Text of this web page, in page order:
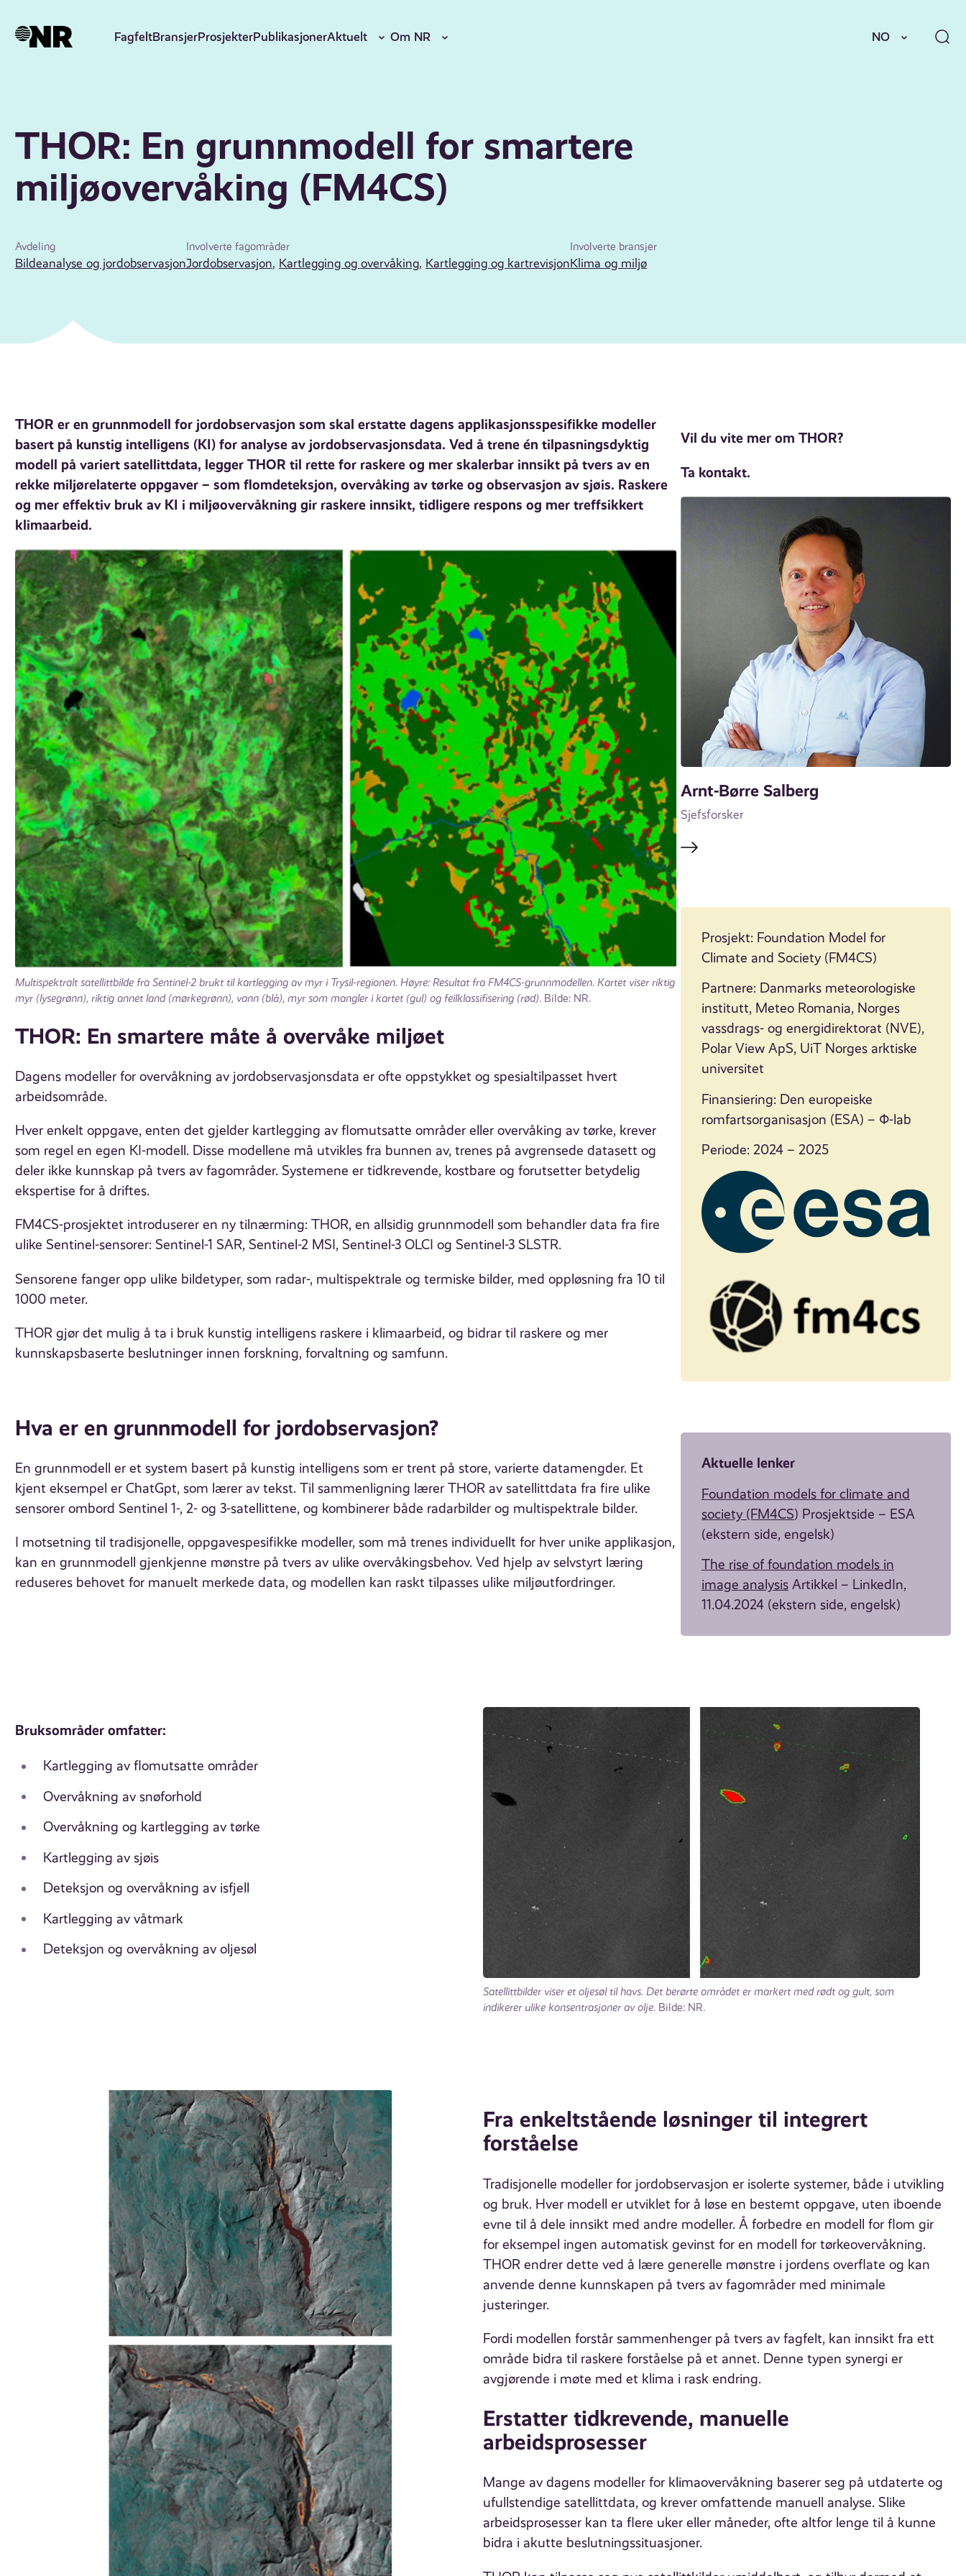
hovedinnhold
FagfeltBransjerProsjekterPublikasjonerAktuelt Om NR NO
THOR: En grunnmodell for smartere
miljøovervåking (FM4CS)
Avdeling
Bildeanalyse og jordobservasjon
Involverte fagområder
Jordobservasjon, Kartlegging og overvåking, Kartlegging og kartrevisjon
Involverte bransjer
Klima og miljø
THOR er en grunnmodell for jordobservasjon som skal erstatte dagens applikasjonsspesifikke modeller
basert på kunstig intelligens (KI) for analyse av jordobservasjonsdata. Ved å trene én tilpasningsdyktig
modell på variert satellittdata, legger THOR til rette for raskere og mer skalerbar innsikt på tvers av en
rekke miljørelaterte oppgaver – som flomdeteksjon, overvåking av tørke og observasjon av sjøis. Raskere
og mer effektiv bruk av KI i miljøovervåkning gir raskere innsikt, tidligere respons og mer treffsikkert
klimaarbeid.
Multispektralt satellittbilde fra Sentinel-2 brukt til kartlegging av myr i Trysil-regionen. Høyre: Resultat fra FM4CS-grunnmodellen. Kartet viser riktig
myr (lysegrønn), riktig annet land (mørkegrønn), vann (blå), myr som mangler i kartet (gul) og feilklassifisering (rød). Bilde: NR.
THOR: En smartere måte å overvåke miljøet
Dagens modeller for overvåkning av jordobservasjonsdata er ofte oppstykket og spesialtilpasset hvert
arbeidsområde.
Hver enkelt oppgave, enten det gjelder kartlegging av flomutsatte områder eller overvåking av tørke, krever
som regel en egen KI-modell. Disse modellene må utvikles fra bunnen av, trenes på avgrensede datasett og
deler ikke kunnskap på tvers av fagområder. Systemene er tidkrevende, kostbare og forutsetter betydelig
ekspertise for å driftes.
FM4CS-prosjektet introduserer en ny tilnærming: THOR, en allsidig grunnmodell som behandler data fra fire
ulike Sentinel-sensorer: Sentinel-1 SAR, Sentinel-2 MSI, Sentinel-3 OLCI og Sentinel-3 SLSTR.
Sensorene fanger opp ulike bildetyper, som radar-, multispektrale og termiske bilder, med oppløsning fra 10 til
1000 meter.
THOR gjør det mulig å ta i bruk kunstig intelligens raskere i klimaarbeid, og bidrar til raskere og mer
kunnskapsbaserte beslutninger innen forskning, forvaltning og samfunn.
Hva er en grunnmodell for jordobservasjon?
En grunnmodell er et system basert på kunstig intelligens som er trent på store, varierte datamengder. Et
kjent eksempel er ChatGpt, som lærer av tekst. Til sammenligning lærer THOR av satellittdata fra fire ulike
sensorer ombord Sentinel 1-, 2- og 3-satellittene, og kombinerer både radarbilder og multispektrale bilder.
I motsetning til tradisjonelle, oppgavespesifikke modeller, som må trenes individuellt for hver unike applikasjon,
kan en grunnmodell gjenkjenne mønstre på tvers av ulike overvåkingsbehov. Ved hjelp av selvstyrt læring
reduseres behovet for manuelt merkede data, og modellen kan raskt tilpasses ulike miljøutfordringer.
Vil du vite mer om THOR?
Ta kontakt.
Arnt-Børre Salberg
Sjefsforsker
Prosjekt: Foundation Model for
Climate and Society (FM4CS)
Partnere: Danmarks meteorologiske
institutt, Meteo Romania, Norges
vassdrags- og energidirektorat (NVE),
Polar View ApS, UiT Norges arktiske
universitet
Finansiering: Den europeiske
romfartsorganisasjon (ESA) – Φ-lab
Periode: 2024 – 2025
Aktuelle lenker
Foundation models for climate and
society (FM4CS) Prosjektside – ESA
(ekstern side, engelsk)
The rise of foundation models in
image analysisArtikkel – LinkedIn,
11.04.2024 (ekstern side, engelsk)
Bruksområder omfatter:
Kartlegging av flomutsatte områder
Overvåkning av snøforhold
Overvåkning og kartlegging av tørke
Kartlegging av sjøis
Deteksjon og overvåkning av isfjell
Kartlegging av våtmark
Deteksjon og overvåkning av oljesøl
Satellittbilder viser et oljesøl til havs. Det berørte området er markert med rødt og gult, som
indikerer ulike konsentrasjoner av olje. Bilde: NR.
Fra enkeltstående løsninger til integrert
forståelse
Tradisjonelle modeller for jordobservasjon er isolerte systemer, både i utvikling
og bruk. Hver modell er utviklet for å løse en bestemt oppgave, uten iboende
evne til å dele innsikt med andre modeller. Å forbedre en modell for flom gir
for eksempel ingen automatisk gevinst for en modell for tørkeovervåkning.
THOR endrer dette ved å lære generelle mønstre i jordens overflate og kan
anvende denne kunnskapen på tvers av fagområder med minimale
justeringer.
Fordi modellen forstår sammenhenger på tvers av fagfelt, kan innsikt fra ett
område bidra til raskere forståelse på et annet. Denne typen synergi er
avgjørende i møte med et klima i rask endring.
Erstatter tidkrevende, manuelle
arbeidsprosesser
Mange av dagens modeller for klimaovervåkning baserer seg på utdaterte og
ufullstendige satellittdata, og krever omfattende manuell analyse. Slike
arbeidsprosesser kan ta flere uker eller måneder, ofte altfor lenge til å kunne
bidra i akutte beslutningssituasjoner.